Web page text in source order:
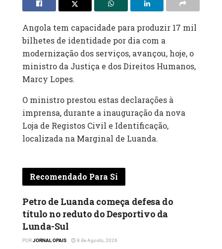
Angola tem capacidade para produzir 17 mil
bilhetes de identidade por dia com a
modernização dos serviços, avançou, hoje, o
ministro da Justiça e dos Direitos Humanos,
Marcy Lopes.
O ministro prestou estas declarações à
imprensa, durante a inauguração da nova
Loja de Registos Civil e Identificação,
localizada na Marginal de Luanda.
Recomendado Para Si
Petro de Luanda começa defesa do
título no reduto do Desportivo da
Lunda-Sul‎
PORJORNAL OPAIS 8 de Agosto, 2026